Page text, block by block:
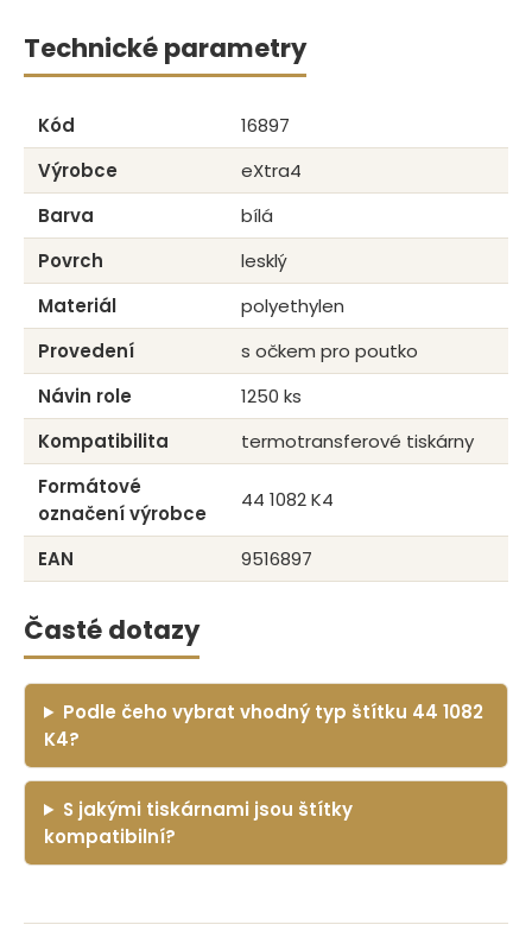
Technické parametry
Kód
16897
Výrobce
eXtra4
Barva
bílá
Povrch
lesklý
Materiál
polyethylen
Provedení
s očkem pro poutko
Návin role
1250 ks
Kompatibilita
termotransferové tiskárny
Formátové
označení výrobce
44 1082 K4
EAN 9516897
Časté dotazy
Podle čeho vybrat vhodný typ štítku 44 1082
K4?
S jakými tiskárnami jsou štítky
kompatibilní?